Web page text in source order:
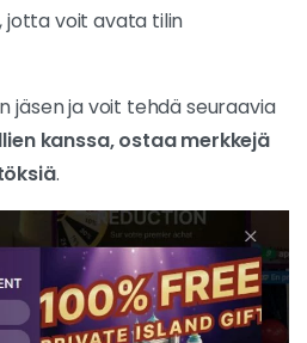
jotta voit avata tilin
jäsen ja voit tehdä seuraavia
kanssa, ostaa merkkejä
.